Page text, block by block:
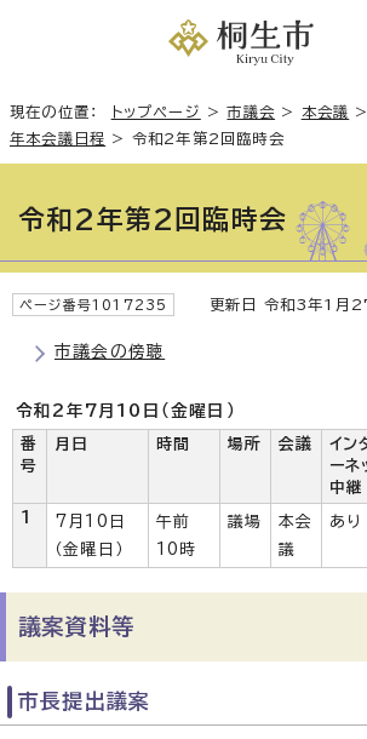
現在の位置： トップページ >市議会 > 本会議 >
年本会議日程 > 令和2年第2回臨時会
令和2年第2回臨時会
ページ番号1017235 更新日 令和3年1月
市議会の傍聴
令和2年7月10日（金曜日）
番
号
月日 時間 場所 会議
イン
ーネ
中継
1
7月10日
（金曜日）
午前
10時
議場
本会
議
あり
議案資料等
市長提出議案